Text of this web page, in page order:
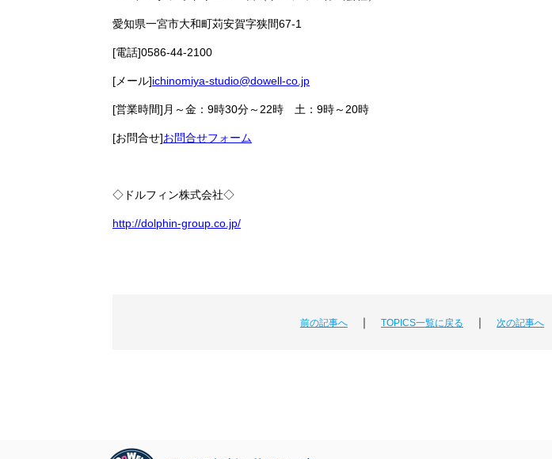
愛知県一宮市大和町苅安賀字狭間67-1
[電話]0586-44-2100
[メール]ichinomiya-studio@dowell-co.jp
[営業時間]月～金：9時30分～22時 土：9時～20時
[お問合せ]お問合せフォーム
◇ドルフィン株式会社◇
http://dolphin-group.co.jp/
前の記事へ ｜ TOPICS一覧に戻る ｜ 次の記事へ